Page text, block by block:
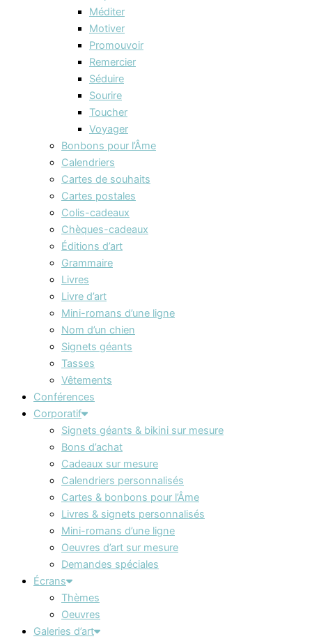
Méditer
Motiver
Promouvoir
Remercier
Séduire
Sourire
Toucher
Voyager
Bonbons pour l’Âme
Calendriers
Cartes de souhaits
Cartes postales
Colis-cadeaux
Chèques-cadeaux
Éditions d’art
Grammaire
Livres
Livre d’art
Mini-romans d’une ligne
Nom d’un chien
Signets géants
Tasses
Vêtements
Conférences
Corporatif
Signets géants & bikini sur mesure
Bons d’achat
Cadeaux sur mesure
Calendriers personnalisés
Cartes & bonbons pour l’Âme
Livres & signets personnalisés
Mini-romans d’une ligne
Oeuvres d’art sur mesure
Demandes spéciales
Écrans
Thèmes
Oeuvres
Galeries d’art